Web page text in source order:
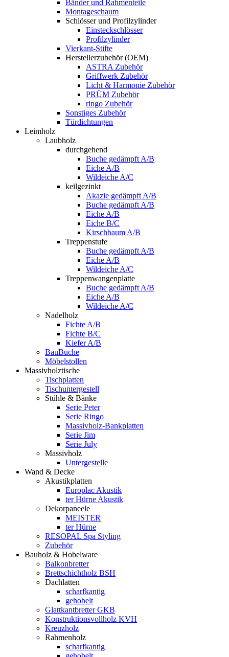
Bänder und Rahmenteile
Montageschaum
Schlösser und Profilzylinder
Einsteckschlösser
Profilzylinder
Vierkant-Stifte
Herstellerzubehör (OEM)
ASTRA Zubehör
Griffwerk Zubehör
Licht & Harmonie Zubehör
PRÜM Zubehör
ringo Zubehör
Sonstiges Zubehör
Türdichtungen
Leimholz
Laubholz
durchgehend
Buche gedämpft A/B
Eiche A/B
Wildeiche A/C
keilgezinkt
Akazie gedämpft A/B
Buche gedämpft A/B
Eiche A/B
Eiche B/C
Kirschbaum A/B
Treppenstufe
Buche gedämpft A/B
Eiche A/B
Wildeiche A/C
Treppenwangenplatte
Buche gedämpft A/B
Eiche A/B
Wildeiche A/C
Nadelholz
Fichte A/B
Fichte B/C
Kiefer A/B
BauBuche
Möbelstollen
Massivholztische
Tischplatten
Tischuntergestell
Stühle & Bänke
Serie Peter
Serie Ringo
Massivholz-Bankplatten
Serie Jim
Serie July
Massivholz
Untergestelle
Wand & Decke
Akustikplatten
Europlac Akustik
ter Hürne Akustik
Dekorpaneele
MEISTER
ter Hürne
RESOPAL Spa Styling
Zubehör
Bauholz & Hobelware
Balkonbretter
Brettschichtholz BSH
Dachlatten
scharfkantig
gehobelt
Glattkantbretter GKB
Konstruktionsvollholz KVH
Kreuzholz
Rahmenholz
scharfkantig